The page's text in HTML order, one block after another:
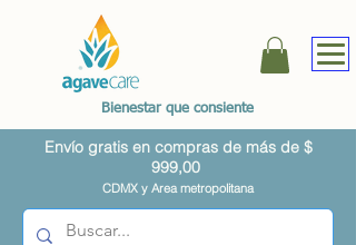
Bienestar que consiente
Envío gratis en compras de más de $
999,00
CDMX y Area metropolitana